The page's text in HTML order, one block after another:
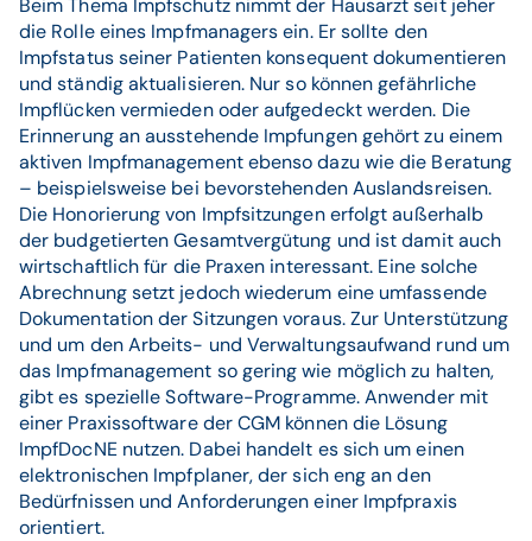
Beim Thema Impfschutz nimmt der Hausarzt seit jeher
die Rolle eines Impfmanagers ein. Er sollte den
Impfstatus seiner Patienten konsequent dokumentieren
und ständig aktualisieren. Nur so können gefährliche
Impflücken vermieden oder aufgedeckt werden. Die
Erinnerung an ausstehende Impfungen gehört zu einem
aktiven Impfmanagement ebenso dazu wie die Beratung
– beispielsweise bei bevorstehenden Auslandsreisen.
Die Honorierung von Impfsitzungen erfolgt außerhalb
der budgetierten Gesamtvergütung und ist damit auch
wirtschaftlich für die Praxen interessant. Eine solche
Abrechnung setzt jedoch wiederum eine umfassende
Dokumentation der Sitzungen voraus. Zur Unterstützung
und um den Arbeits- und Verwaltungsaufwand rund um
das Impfmanagement so gering wie möglich zu halten,
gibt es spezielle Software-Programme. Anwender mit
einer Praxissoftware der CGM können die Lösung
ImpfDocNE nutzen. Dabei handelt es sich um einen
elektronischen Impfplaner, der sich eng an den
Bedürfnissen und Anforderungen einer Impfpraxis
orientiert.